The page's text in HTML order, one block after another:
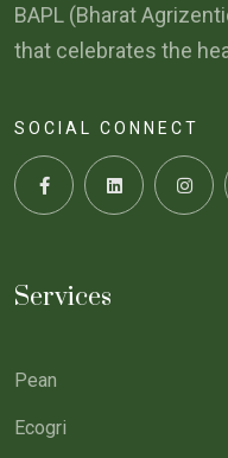
BAPL (Bharat
that celebrates the
SOCIAL CONNECT
Services
Pean
Ecogri